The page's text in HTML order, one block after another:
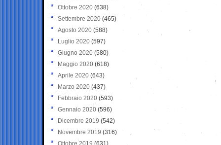
Ottobre 2020 (638)
Settembre 2020(465)
Agosto 2020 (588)
Luglio 2020 (597)
Giugno 2020 (580)
Maggio 2020 (618)
Aprile 2020 (643)
Marzo 2020 (437)
Febbraio 2020 (593)
Gennaio 2020 (596)
Dicembre 2019 (542)
Novembre 2019 (316)
Ottobre 2019 (631)